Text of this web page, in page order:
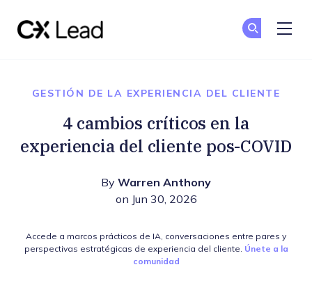
GESTIÓN DE LA EXPERIENCIA DEL CLIENTE
4 cambios críticos en la
experiencia del cliente pos-COVID
By Warren Anthony
on Jun 30, 2026
Accede a marcos prácticos de IA, conversaciones entre pares y
perspectivas estratégicas de experiencia del cliente. Únete a la
comunidad